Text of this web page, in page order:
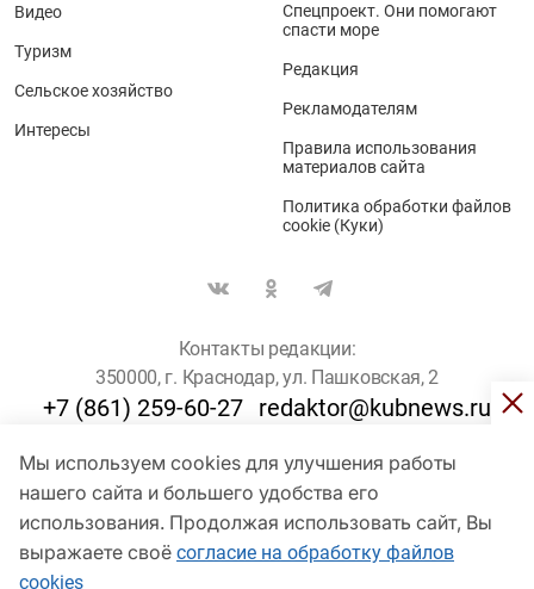
Мы используем cookies для улучшения работы
нашего сайта и большего удобства его
использования. Продолжая использовать сайт, Вы
выражаете своё согласие на обработку файлов
cookies
Видео
Туризм
Сельское хозяйство
Интересы
Спецпроект. Они помогают
спасти море
Редакция
Рекламодателям
Правила использования
материалов сайта
Политика обработки файлов
cookie (Куки)
Контакты редакции:
350000, г. Краснодар, ул. Пашковская, 2
+7 (861) 259-60-27 redaktor@kubnews.ru
Для пользователей старше 16 лет
© Кубанские Новости, 2017
Сетевое издание «kubnews» зарегистрировано Федеральной
службой по надзору в сфере связи, информационных технологий